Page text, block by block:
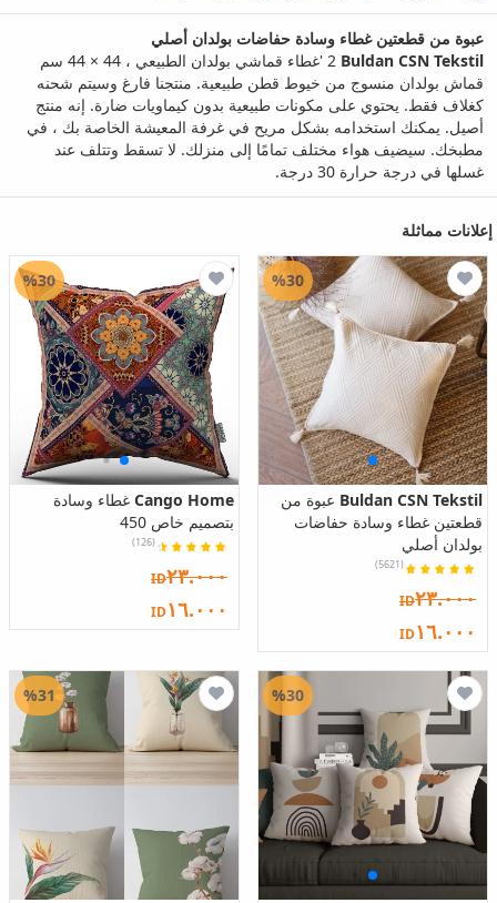
عبوة من قطعتين غطاء وسادة حفاضات بولدان أصلي
Buldan CSN Tekstil
2 'غطاء قماشي بولدان الطبيعي ، 44 × 44 سم
قماش بولدان منسوج من خيوط قطن طبيعية. منتجنا فارغ وسيتم شحنه
كغلاف فقط. يحتوي على مكونات طبيعية بدون كيماويات ضارة. إنه منتج
أصيل. يمكنك استخدامه بشكل مريح في غرفة المعيشة الخاصة بك ، في
مطبخك. سيضيف هواء مختلف تمامًا إلى منزلك. لا تسقط وتتلف عند
غسلها في درجة حرارة 30 درجة.
إعلانات مماثلة
Buldan CSN Tekstil عبوة من
قطعتين غطاء وسادة حفاضات
بولدان أصلي
(5621)
ID٢٣.٠٠٠
ID١٦.٠٠٠
%30
Cango Home غطاء وسادة
بتصميم خاص 450
(126)
ID٢٣.٠٠٠
ID١٦.٠٠٠
%30
%30
%31